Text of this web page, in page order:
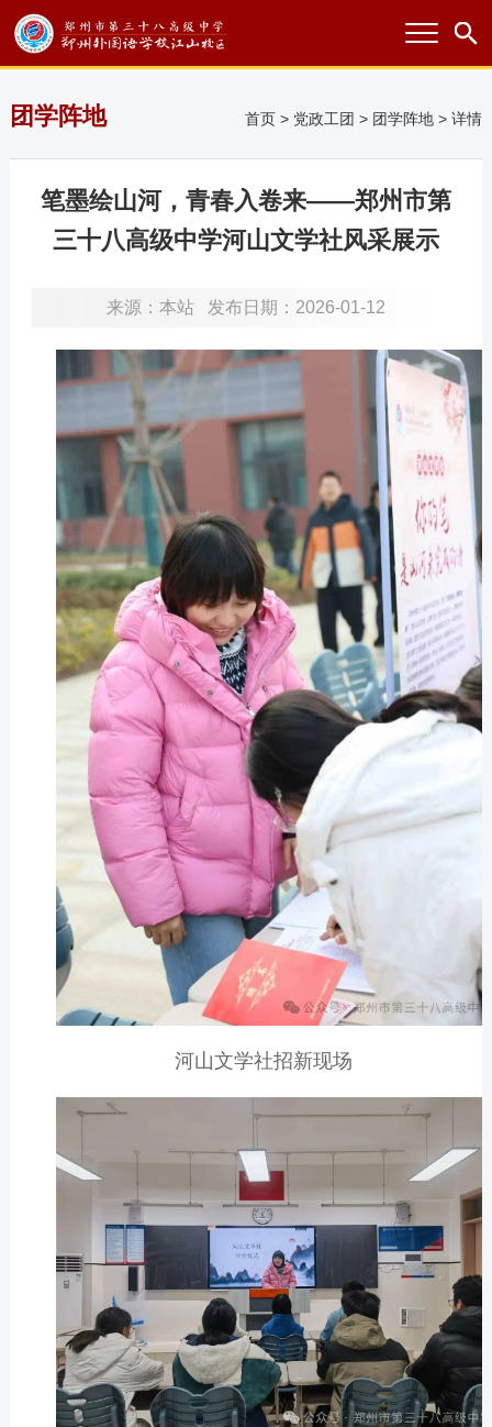
团学阵地 首页 > 党政工团 > 团学阵地 > 详情
笔墨绘山河，青春入卷来——郑州市第
三十八高级中学河山文学社风采展示
来源： 本站 发布日期：2026-01-12
河山文学社招新现场